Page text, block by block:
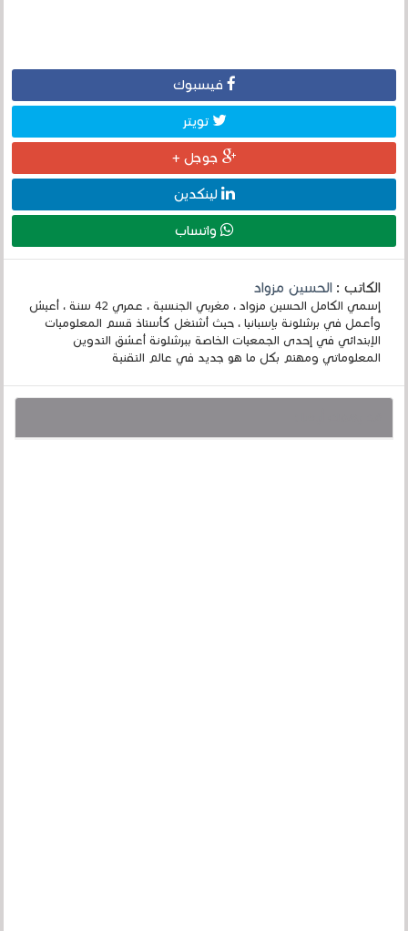
فيسبوك
تويتر
جوجل +
لينكدين
واتساب
الكاتب :الحسين مزواد
إسمي الكامل الحسين مزواد ، مغربي الجنسية ، عمري 42 سنة ، أعيش
وأعمل في برشلونة بإسبانيا ، حيث أشتغل كأستاذ قسم المعلوميات
الإبتدائي في إحدى الجمعيات الخاصة ببرشلونة أعشق التدوين
المعلوماتي ومهتم بكل ما هو جديد في عالم التقنية